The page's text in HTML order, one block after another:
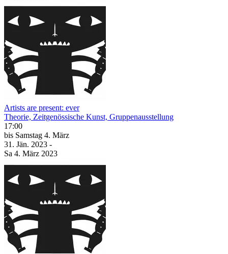
Artists are present: ever
Theorie, Zeitgenössische Kunst, Gruppenausstellung
17:00
bis Samstag 4. März
31. Jän. 2023 -
Sa 4. März 2023